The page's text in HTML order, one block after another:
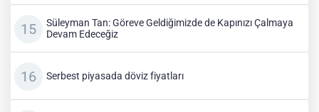
Süleyman Tan: Göreve Geldiğimizde de Kapınızı Çalmaya
Devam Edeceğiz
Serbest piyasada döviz fiyatları